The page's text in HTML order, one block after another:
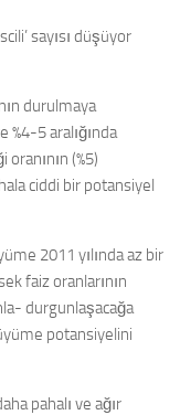
sayısı düşüyor
durulmaya
5 aralığında
(%5)
ciddi bir potansiyel
2011 yılında az bir
faiz oranlarının
durgunlaşacağa
potansiyelini
pahalı ve ağır